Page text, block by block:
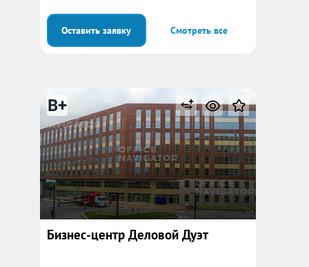
Оставить заявку Смотреть все
B+
Бизнес-центр Деловой Дуэт